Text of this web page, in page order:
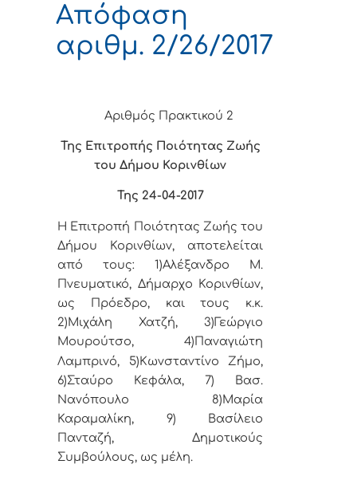
Απόφαση
αριθμ. 2/26/2017
Αριθμός Πρακτικού 2
Της Επιτροπής Ποιότητας Ζωής
του Δήμου Κορινθίων
Της 24-04-2017
Η Επιτροπή Ποιότητας Ζωής του
Δήμου Κορινθίων, αποτελείται
από τους: 1)Αλέξανδρο Μ.
Πνευματικό, Δήμαρχο Κορινθίων,
ως Πρόεδρο, και τους κ.κ.
2)Μιχάλη Χατζή, 3)Γεώργιο
Μουρούτσο,
4)Παναγιώτη
Λαμπρινό, 5)Κωνσταντίνο Ζήμο,
6)Σταύρο Κεφάλα, 7) Βασ.
Νανόπουλο 8)Μαρία
Καραμαλίκη, 9) Βασίλειο
Πανταζή, Δημοτικούς
Συμβούλους, ως μέλη.